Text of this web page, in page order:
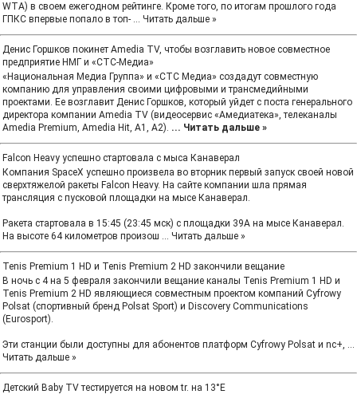
WTA) в своем ежегодном рейтинге. Кроме того, по итогам прошлого года
ГПКС впервые попало в топ- ... Читать дальше »
Денис Горшков покинет Amedia TV, чтобы возглавить новое совместное
предприятие НМГ и «СТС-Медиа»
«Национальная Медиа Группа» и «СТС Медиа» создадут совместную
компанию для управления своими цифровыми и трансмедийными
проектами. Ее возглавит Денис Горшков, который уйдет с поста генерального
директора компании Amedia TV (видеосервис «Амедиатека», телеканалы
Amedia Premium, Amedia Hit, A1, A2). ... Читать дальше »
Falcon Heavy успешно стартовала с мыса Канаверал
Компания SpaceX успешно произвела во вторник первый запуск своей новой
сверхтяжелой ракеты Falcon Heavy. На сайте компании шла прямая
трансляция с пусковой площадки на мысе Канаверал.
Ракета стартовала в 15:45 (23:45 мск) с площадки 39А на мысе Канаверал.
На высоте 64 километров произош ... Читать дальше »
Tenis Premium 1 HD и Tenis Premium 2 HD закончили вещание
В ночь с 4 на 5 февраля закончили вещание каналы Tenis Premium 1 HD и
Tenis Premium 2 HD являющиеся совместным проектом компаний Cyfrowy
Polsat (спортивный бренд Polsat Sport) и Discovery Communications
(Eurosport).
Эти станции были доступны для абонентов платформ Cyfrowy Polsat и nc+, ...
Читать дальше »
Детский Baby TV тестируется на новом tr. на 13°E